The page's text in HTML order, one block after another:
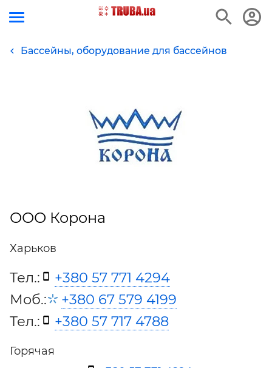
Бассейны, оборудование для бассейнов
ООО Корона
Харьков
Тел.:
+380 57 771 4294
Моб.:
+380 67 579 4199
Тел.:
+380 57 717 4788
Горячая